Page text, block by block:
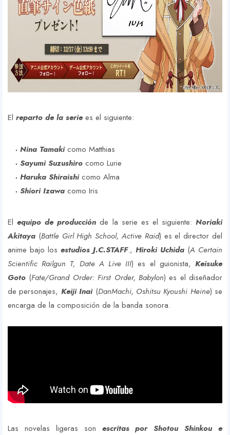
El reparto de la seriees el siguiente:
Nina Tamakicomo Matthias
Sayumi Suzushiro como Lurie
Haruka Shiraishicomo Alma
Shiori Izawa como Iris
Elequipo de producción de la serie es el siguiente:Noriaki
Akitaya (Battle Girl High School, Active Raid) es el director del
anime bajo los estudios J.C.STAFF., Hiroki Uchida (A Certain
Scientific Railgun T, Date A Live III) es el guionista,Keisuke
Goto (Fate/Grand Order: First Order, Babylon) es el diseñador
de personajes, Keiji Inai(DanMachi, Oshitsu Kyoushi Heine) se
encarga de la composición de la banda sonora.
Las novelas ligeras son escritas por Shotou Shinkou e